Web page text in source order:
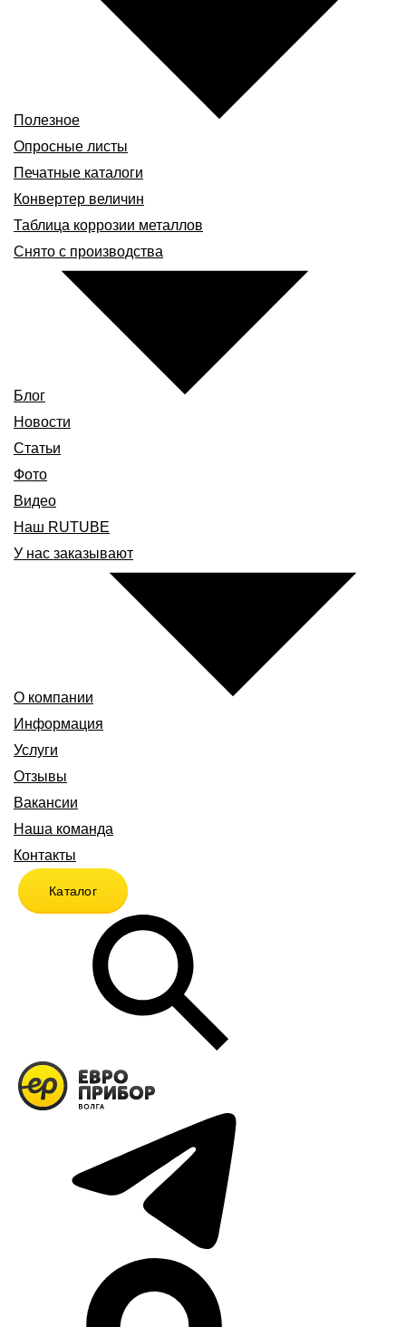
Полезное
Опросные листы
Печатные каталоги
Конвертер величин
Таблица коррозии металлов
Снято с производства
Блог
Новости
Статьи
Фото
Видео
Наш RUTUBE
У нас заказывают
О компании
Информация
Услуги
Отзывы
Вакансии
Наша команда
Контакты
Каталог